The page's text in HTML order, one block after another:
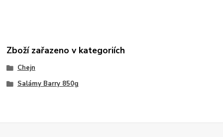
Zboží zařazeno v kategoriích
Chejn
Salámy Barry 850g